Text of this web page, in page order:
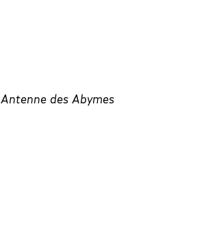
Antenne des Abymes